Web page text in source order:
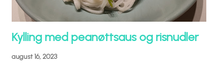
Kylling med peanøttsaus og risnudler
august 16, 2023